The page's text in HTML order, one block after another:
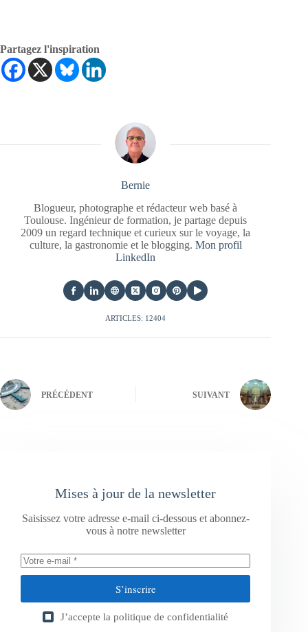
Partagez l'inspiration
Bernie
Blogueur, photographe et rédacteur web basé à
Toulouse. Ingénieur de formation, je partage depuis
2009 un regard technique et curieux sur le voyage, la
culture, la gastronomie et le blogging. Mon profil
LinkedIn
ARTICLES: 12404
PRÉCÉDENT SUIVANT
Mises à jour de la newsletter
Saisissez votre adresse e-mail ci-dessous et abonnez-
vous à notre newsletter
S’inscrire
J’accepte la politique de confidentialité